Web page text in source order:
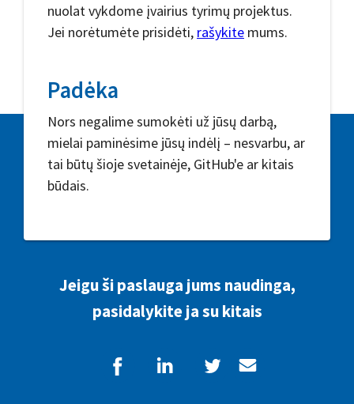
nuolat vykdome įvairius tyrimų projektus.
Jei norėtumėte prisidėti, rašykite mums.
Padėka
Nors negalime sumokėti už jūsų darbą,
mielai paminėsime jūsų indėlį – nesvarbu, ar
tai būtų šioje svetainėje, GitHub'e ar kitais
būdais.
Jeigu ši paslauga jums naudinga,
pasidalykite ja su kitais